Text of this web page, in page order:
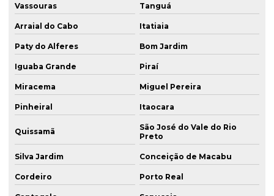
Vassouras Tanguá
Arraial do Cabo Itatiaia
Paty do Alferes Bom Jardim
Iguaba Grande Piraí
Miracema Miguel Pereira
Pinheiral Itaocara
Quissamã
São José do Vale do Rio
Preto
Silva Jardim Conceição de Macabu
Cordeiro Porto Real